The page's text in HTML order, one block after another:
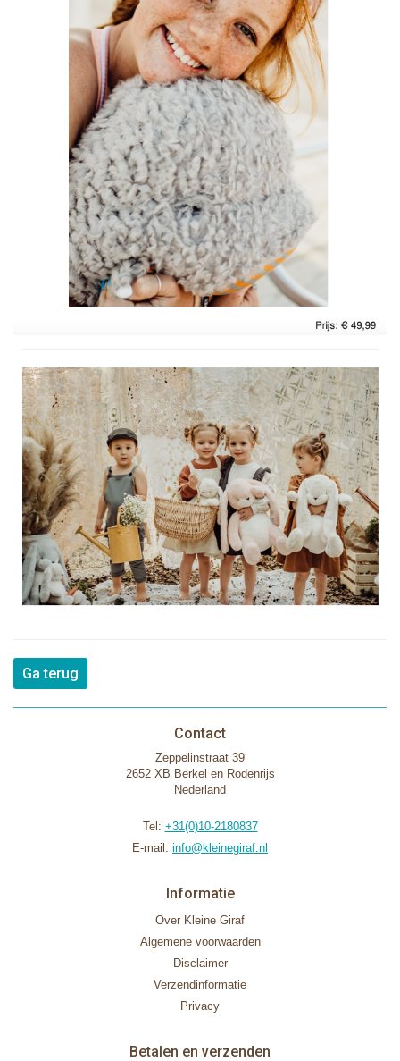
Ga terug
Contact
Zeppelinstraat 39
2652 XB Berkel en Rodenrijs
Nederland
Tel: +31(0)10-2180837
E-mail: info@kleinegiraf.nl
Informatie
Over Kleine Giraf
Algemene voorwaarden
Disclaimer
Verzendinformatie
Privacy
Betalen en verzenden